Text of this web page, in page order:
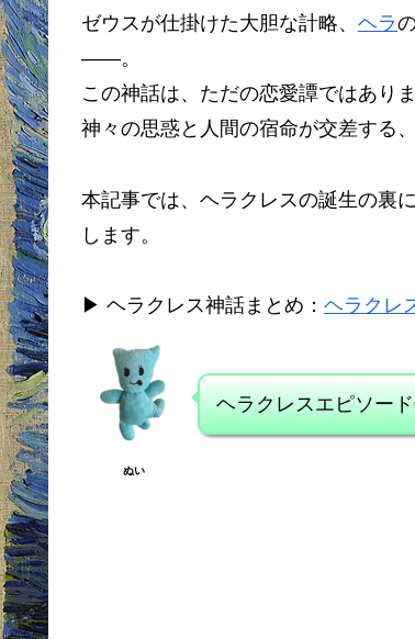
ゼウスが仕掛けた大胆な計略、 ヘラ
――。
この神話は、ただの恋愛譚ではありま
神々の思惑と人間の宿命が交差する
本記事では、ヘラクレスの誕生の裏
します。
▶ ヘラクレス神話まとめ： ヘラクレ
ぬい
ヘラクレスエピソー